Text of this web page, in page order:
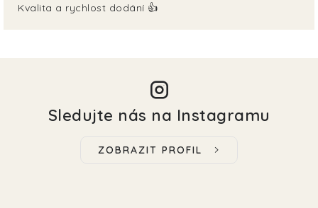
Kvalita a rychlost dodání 👍
Sledujte nás na Instagramu
ZOBRAZIT PROFIL